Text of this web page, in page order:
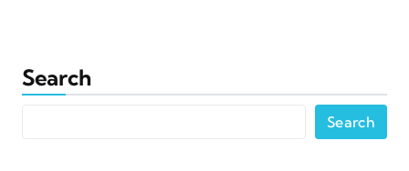
Search
Search